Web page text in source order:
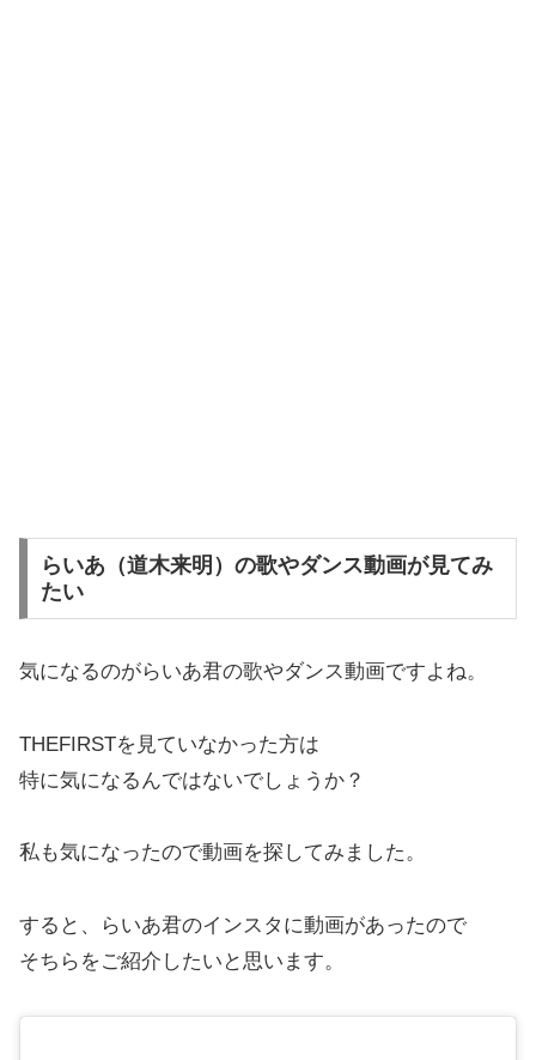
らいあ（道木来明）の歌やダンス動画が見てみ
たい
気になるのがらいあ君の歌やダンス動画ですよね。
THEFIRSTを見ていなかった方は
特に気になるんではないでしょうか？
私も気になったので動画を探してみました。
すると、らいあ君のインスタに動画があったので
そちらをご紹介したいと思います。